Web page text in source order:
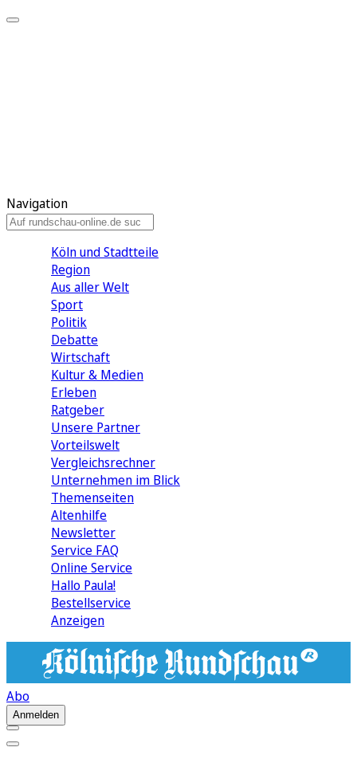
Navigation
Köln und Stadtteile
Region
Aus aller Welt
Sport
Politik
Debatte
Wirtschaft
Kultur & Medien
Erleben
Ratgeber
Unsere Partner
Vorteilswelt
Vergleichsrechner
Unternehmen im Blick
Themenseiten
Altenhilfe
Newsletter
Service FAQ
Online Service
Hallo Paula!
Bestellservice
Anzeigen
Abo
Anmelden